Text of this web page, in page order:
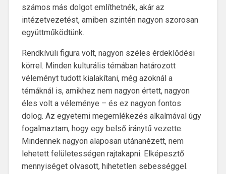
számos más dolgot említhetnék, akár az
intézetvezetést, amiben szintén nagyon szorosan
együttműködtünk.
Rendkívüli figura volt, nagyon széles érdeklődési
körrel. Minden kulturális témában határozott
véleményt tudott kialakítani, még azoknál a
témáknál is, amikhez nem nagyon értett, nagyon
éles volt a véleménye – és ez nagyon fontos
dolog. Az egyetemi megemlékezés alkalmával úgy
fogalmaztam, hogy egy belső iránytű vezette.
Mindennek nagyon alaposan utánanézett, nem
lehetett felületességen rajtakapni. Elképesztő
mennyiséget olvasott, hihetetlen sebességgel.